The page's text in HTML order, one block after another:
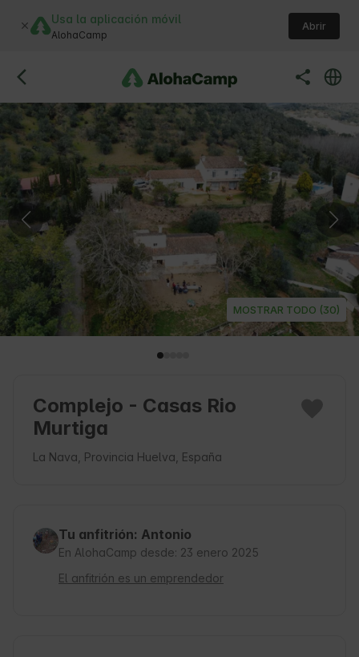
Usa la aplicación móvil
AlohaCamp
Abrir
MOSTRAR TODO (30)
Complejo - Casas Rio
Murtiga
La Nava, Provincia Huelva, España
Tu anfitrión: Antonio
En AlohaCamp desde: 23 enero 2025
El anfitrión es un emprendedor